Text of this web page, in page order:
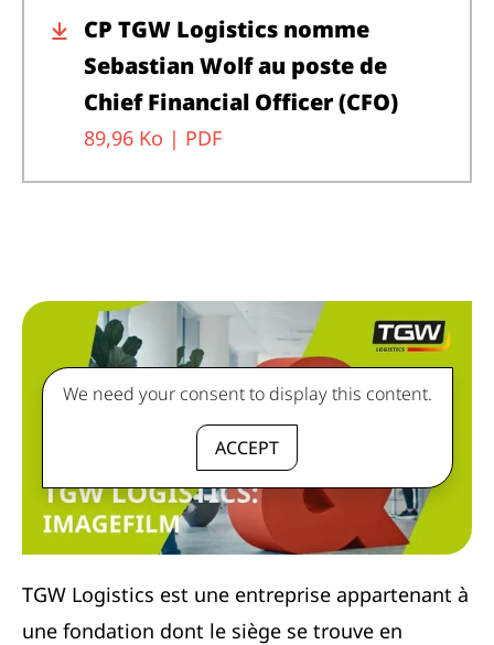
CP TGW Logistics nomme
Sebastian Wolf au poste de
Chief Financial Officer (CFO)
89,96 Ko | PDF
We need your consent to display this content.
ACCEPT
TGW Logistics est une entreprise appartenant à
une fondation dont le siège se trouve en